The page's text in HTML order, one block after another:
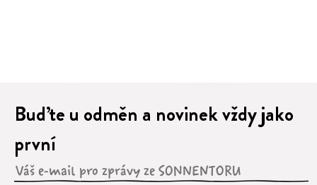
Buďte u odměn a novinek vždy jako
první